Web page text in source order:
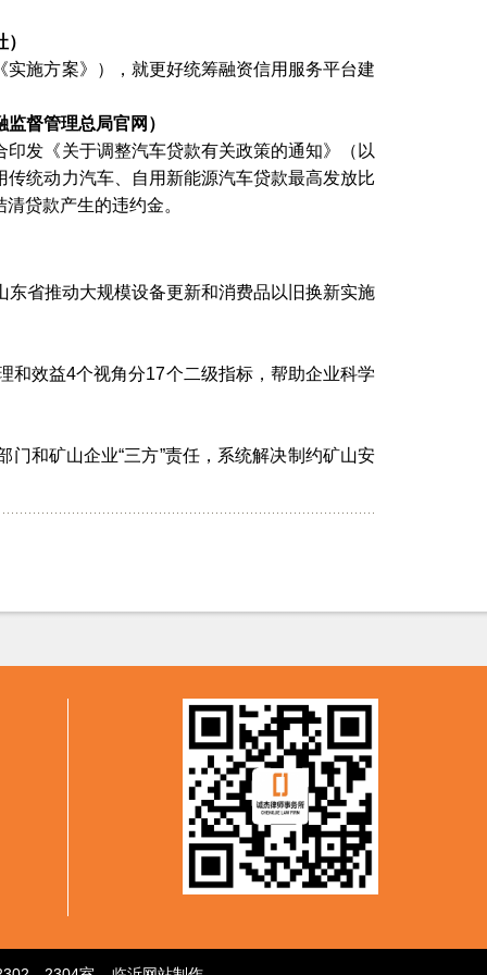
实施方案》），就更好统筹融资信用服务平台建
督管理总局官网）
发《关于调整汽车贷款有关政策的通知》（以
统动力汽车、自用新能源汽车贷款最高发放比
贷款产生的违约金。
省推动大规模设备更新和消费品以旧换新实施
和效益4个视角分17个二级指标，帮助企业科学
门和矿山企业“三方”责任，系统解决制约矿山安